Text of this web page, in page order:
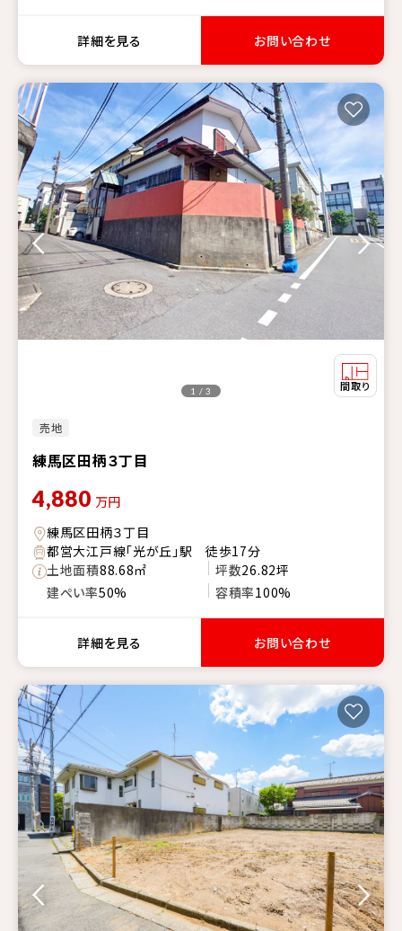
詳細を見る お問い合わせ
売地
練馬区田柄３丁目
1 / 3
4,880 万円
練馬区田柄３丁目
都営大江戸線「光が丘」駅 徒歩17分
土地面積88.68㎡ 坪数26.82坪
建ぺい率50% 容積率100%
詳細を見る お問い合わせ